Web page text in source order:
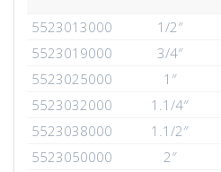
5523013000 1/2″
5523019000
3/4″
5523025000
1″
5523032000
1.1/4″
5523038000
1.1/2″
5523050000
2″